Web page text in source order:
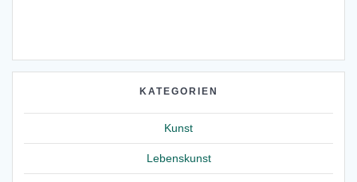
KATEGORIEN
Kunst
Lebenskunst